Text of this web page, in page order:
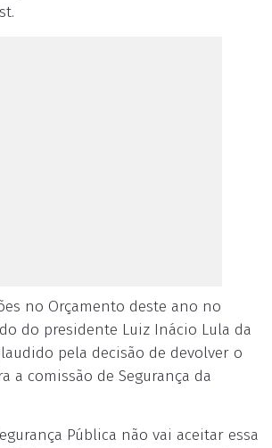
no Orçamento deste ano no
do presidente Luiz Inácio Lula da
pela decisão de devolver o
a comissão de Segurança da
Pública não vai aceitar essa